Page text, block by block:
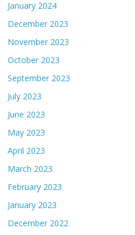
January 2024
December 2023
November 2023
October 2023
September 2023
July 2023
June 2023
May 2023
April 2023
March 2023
February 2023
January 2023
December 2022